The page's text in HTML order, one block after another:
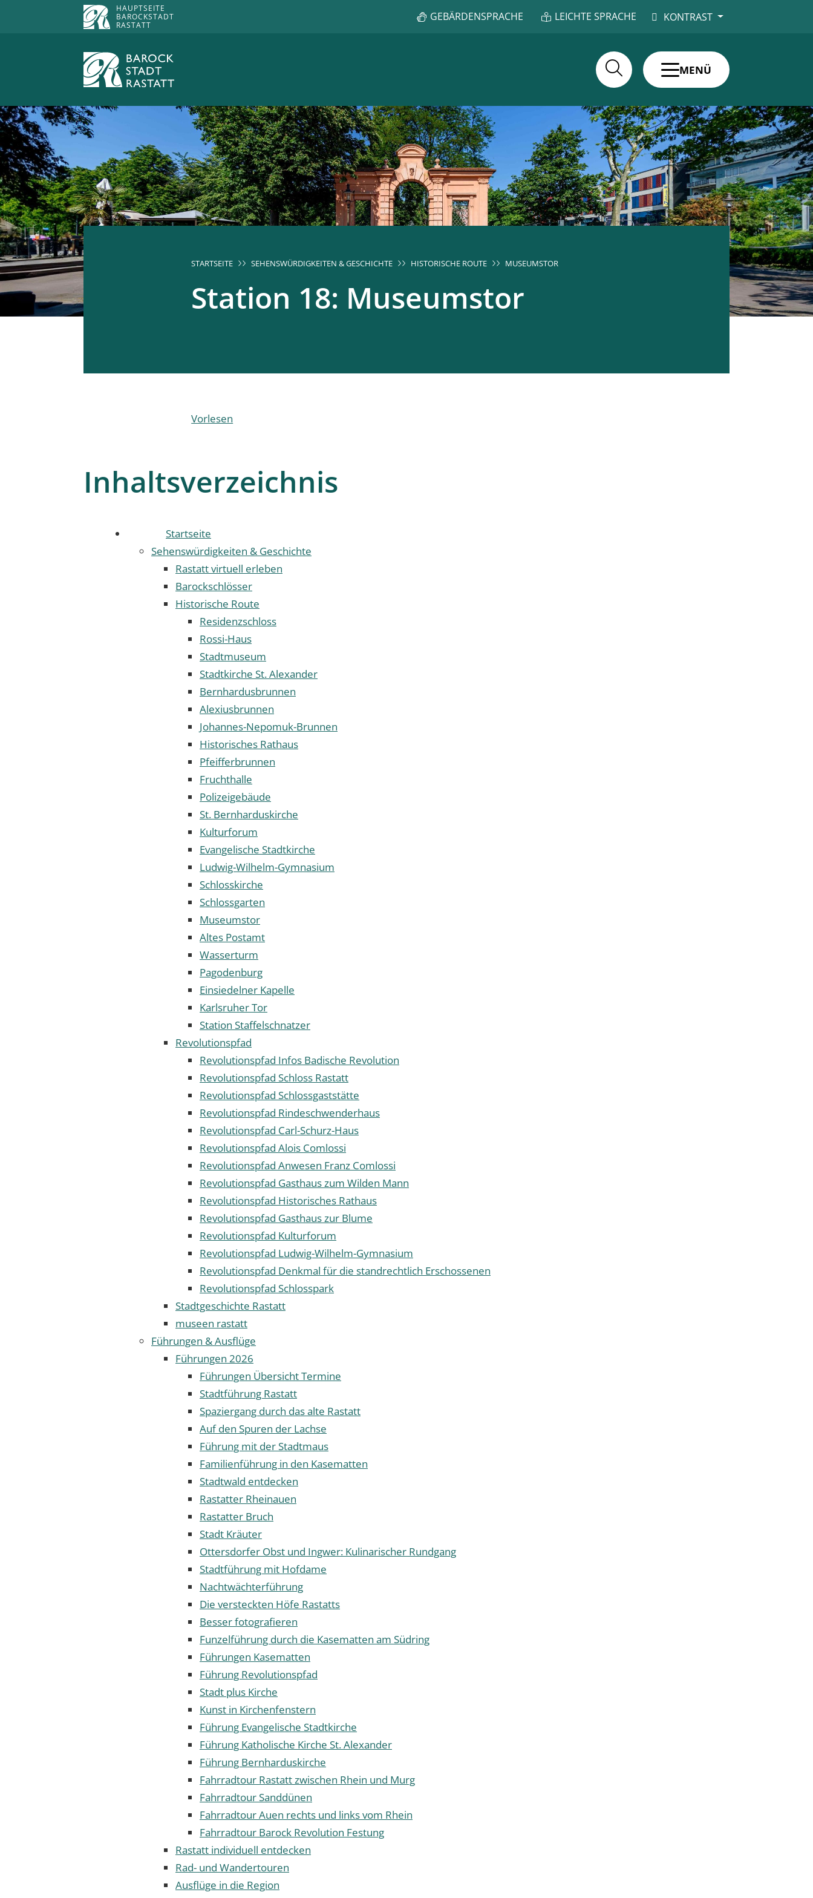
HAUPTSEITE
BAROCKSTADT
RASTATT
GEBÄRDENSPRACHE LEICHTE SPRACHE KONTRAST
MENÜ
STARTSEITE SEHENSWÜRDIGKEITEN & GESCHICHTE HISTORISCHE ROUTE MUSEUMSTOR
Station 18: Museumstor
Vorlesen
Inhaltsverzeichnis
Startseite
Sehenswürdigkeiten & Geschichte
Rastatt virtuell erleben
Barockschlösser
Historische Route
Residenzschloss
Rossi-Haus
Stadtmuseum
Stadtkirche St. Alexander
Bernhardusbrunnen
Alexiusbrunnen
Johannes-Nepomuk-Brunnen
Historisches Rathaus
Pfeifferbrunnen
Fruchthalle
Polizeigebäude
St. Bernharduskirche
Kulturforum
Evangelische Stadtkirche
Ludwig-Wilhelm-Gymnasium
Schlosskirche
Schlossgarten
Museumstor
Altes Postamt
Wasserturm
Pagodenburg
Einsiedelner Kapelle
Karlsruher Tor
Station Staffelschnatzer
Revolutionspfad
Revolutionspfad Infos Badische Revolution
Revolutionspfad Schloss Rastatt
Revolutionspfad Schlossgaststätte
Revolutionspfad Rindeschwenderhaus
Revolutionspfad Carl-Schurz-Haus
Revolutionspfad Alois Comlossi
Revolutionspfad Anwesen Franz Comlossi
Revolutionspfad Gasthaus zum Wilden Mann
Revolutionspfad Historisches Rathaus
Revolutionspfad Gasthaus zur Blume
Revolutionspfad Kulturforum
Revolutionspfad Ludwig-Wilhelm-Gymnasium
Revolutionspfad Denkmal für die standrechtlich Erschossenen
Revolutionspfad Schlosspark
Stadtgeschichte Rastatt
museen rastatt
Führungen & Ausflüge
Führungen 2026
Führungen Übersicht Termine
Stadtführung Rastatt
Spaziergang durch das alte Rastatt
Auf den Spuren der Lachse
Führung mit der Stadtmaus
Familienführung in den Kasematten
Stadtwald entdecken
Rastatter Rheinauen
Rastatter Bruch
Stadt Kräuter
Ottersdorfer Obst und Ingwer: Kulinarischer Rundgang
Stadtführung mit Hofdame
Nachtwächterführung
Die versteckten Höfe Rastatts
Besser fotografieren
Funzelführung durch die Kasematten am Südring
Führungen Kasematten
Führung Revolutionspfad
Stadt plus Kirche
Kunst in Kirchenfenstern
Führung Evangelische Stadtkirche
Führung Katholische Kirche St. Alexander
Führung Bernharduskirche
Fahrradtour Rastatt zwischen Rhein und Murg
Fahrradtour Sanddünen
Fahrradtour Auen rechts und links vom Rhein
Fahrradtour Barock Revolution Festung
Rastatt individuell entdecken
Rad- und Wandertouren
Ausflüge in die Region